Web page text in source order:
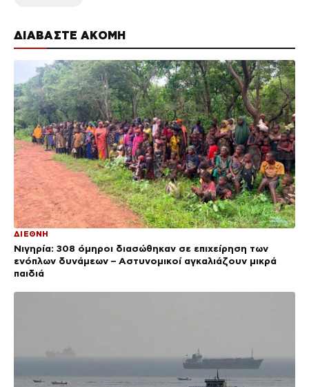
ΔΙΑΒΑΣΤΕ ΑΚΟΜΗ
ΔΙΕΘΝΗ
Νιγηρία: 308 όμηροι διασώθηκαν σε επιχείρηση των
ενόπλων δυνάμεων – Αστυνομικοί αγκαλιάζουν μικρά
παιδιά